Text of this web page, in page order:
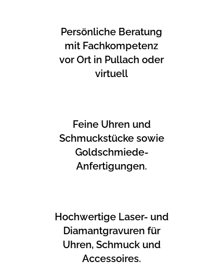
Persönliche Beratung
mit Fachkompetenz
vor Ort in Pullach oder
virtuell
Feine Uhren und
Schmuckstücke sowie
Goldschmiede-
Anfertigungen.
Hochwertige Laser- und
Diamantgravuren für
Uhren, Schmuck und
Accessoires.